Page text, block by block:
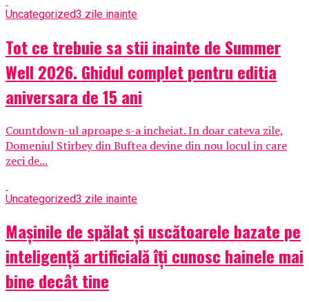
Uncategorized3 zile inainte
Tot ce trebuie sa stii inainte de Summer
Well 2026. Ghidul complet pentru editia
aniversara de 15 ani
Countdown-ul aproape s-a incheiat. In doar cateva zile,
Domeniul Stirbey din Buftea devine din nou locul in care
zeci de...
Uncategorized3 zile inainte
Mașinile de spălat și uscătoarele bazate pe
inteligență artificială îți cunosc hainele mai
bine decât tine